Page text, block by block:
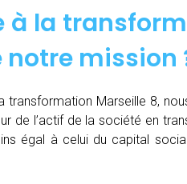
la
mission
transformation Marseille 8,
de l’actif de la société en
égal à celui du capital